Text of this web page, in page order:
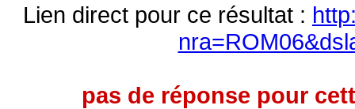
Lien direct pour ce résultat :
pas de réponse pour